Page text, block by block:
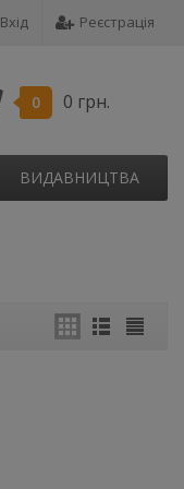
Вхід Реєстрація
0 0 грн.
ВИДАВНИЦТВА